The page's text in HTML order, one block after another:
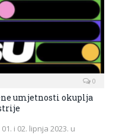
0
umjetnosti okuplja
i 02. lipnja 2023. u